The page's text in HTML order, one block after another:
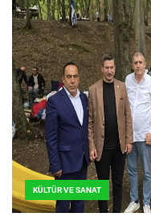
KÜLTÜR VE SANAT